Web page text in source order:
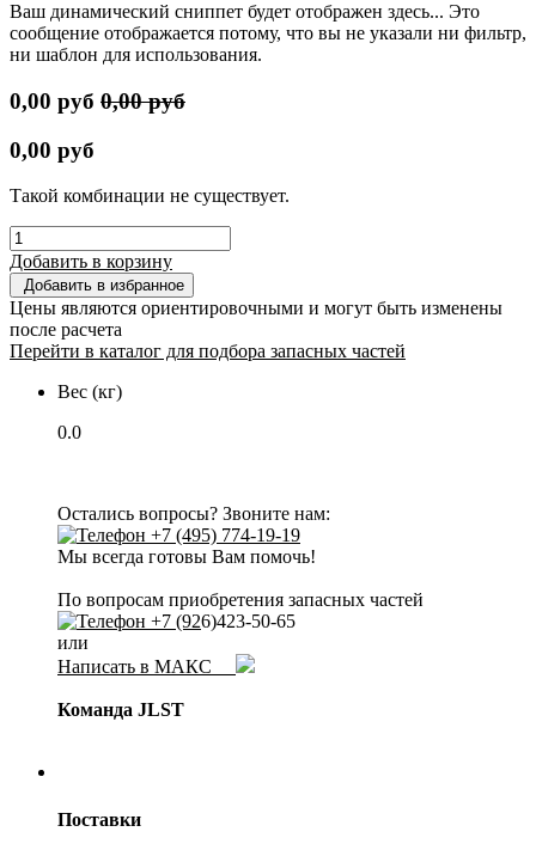
Ваш динамический сниппет будет отображен здесь... Это
сообщение отображается потому, что вы не указали ни фильтр,
ни шаблон для использования.
0,00 руб 0,00руб
0,00 руб
Такой комбинации не существует.
Добавить в корзину
Добавить в избранное
Цены являются ориентировочными и могут быть изменены
после расчета
Перейти в каталог для подбора запасных частей
Вес (кг)
0.0
Остались вопросы? Звоните нам:
+7 (495) 774-19-19
Мы всегда готовы Вам помочь!
По вопросам приобретения запасных частей
+7 (926)423-50-65
или
Написать в МАКС
Команда JLST
Поставки